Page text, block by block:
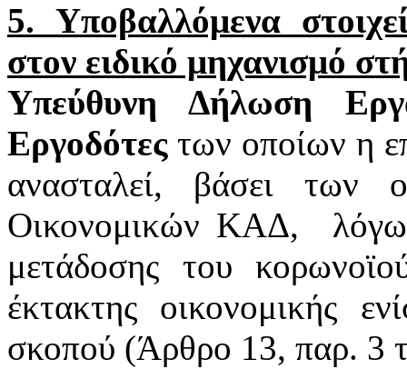
5. Υποβαλλόμενα
στον ειδικό μηχανισμό
Υπεύθυνη Δήλωση
Εργοδότεςτων οποίων η
ανασταλεί, βάσει των
Οικονομικών ΚΑΔ,
μετάδοσης του
έκτακτης οικονομικής
σκοπού (Άρθρο 13, παρ. 3